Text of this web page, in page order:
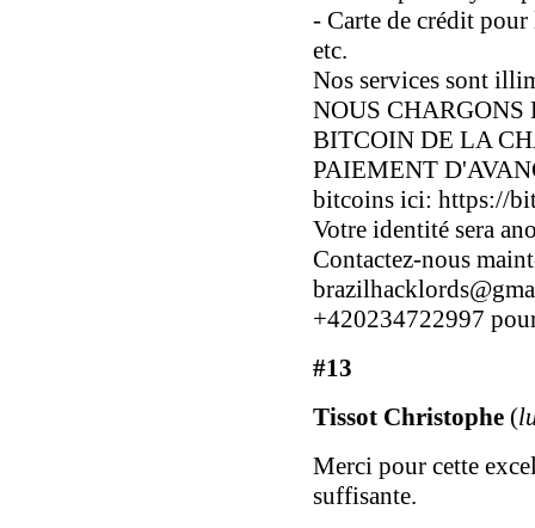
- Carte de crédit
etc.
Nos services sont
NOUS
BITCOIN DE LA
PAIEMENT
bitcoins ici: https://
Votre identité sera
Contactez-nous
+420234722997
#13
Tissot Christophe (
Merci pour cette
suffisante.